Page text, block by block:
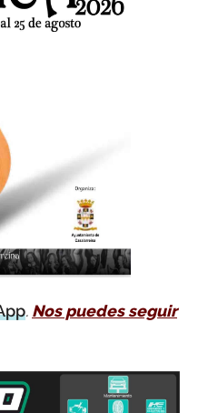
. Nos puedes seguir